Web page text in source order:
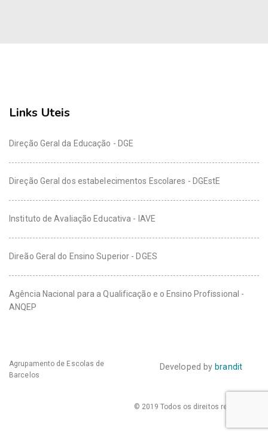
Links Uteis
Direção Geral da Educação - DGE
Direção Geral dos estabelecimentos Escolares - DGEstE
Instituto de Avaliação Educativa - IAVE
Direão Geral do Ensino Superior - DGES
Agência Nacional para a Qualificação e o Ensino Profissional -
ANQEP
Agrupamento de Escolas de
Barcelos
Developed by brandit
© 2019 Todos os direitos reservados